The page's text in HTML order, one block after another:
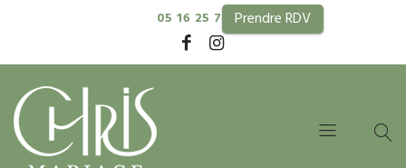
Prendre RDV
05 16 25 74 99